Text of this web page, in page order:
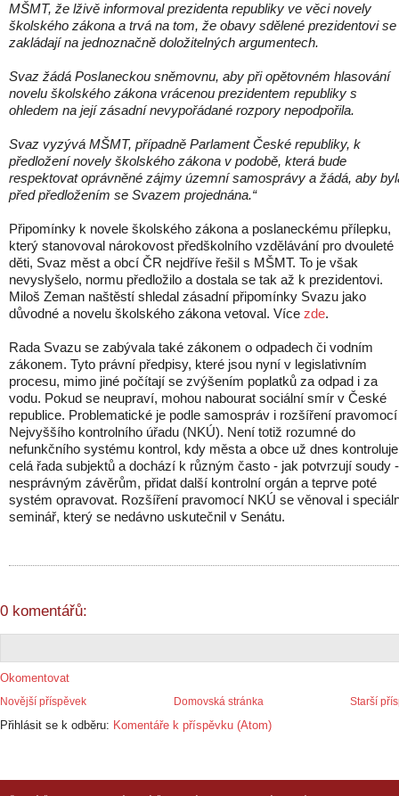
MŠMT, že lživě informoval prezidenta republiky ve věci novely
školského zákona a trvá na tom, že obavy sdělené prezidentovi se
zakládají na jednoznačně doložitelných argumentech.
Svaz žádá Poslaneckou sněmovnu, aby při opětovném hlasování
novelu školského zákona vrácenou prezidentem republiky s
ohledem na její zásadní nevypořádané rozpory nepodpořila.
Svaz vyzývá MŠMT, případně Parlament České republiky, k
předložení novely školského zákona v podobě, která bude
respektovat oprávněné zájmy územní samosprávy a žádá, aby
před předložením se Svazem projednána.“
Připomínky k novele školského zákona a poslaneckému přílepku,
který stanovoval nárokovost předškolního vzdělávání pro dvouleté
děti, Svaz měst a obcí ČR nejdříve řešil s MŠMT. To je však
nevyslyšelo, normu předložilo a dostala se tak až k prezidentovi.
Miloš Zeman naštěstí shledal zásadní připomínky Svazu jako
důvodné a novelu školského zákona vetoval. Více zde.
Rada Svazu se zabývala také zákonem o odpadech či vodním
zákonem. Tyto právní předpisy, které jsou nyní v legislativním
procesu, mimo jiné počítají se zvýšením poplatků za odpad i za
vodu. Pokud se neupraví, mohou nabourat sociální smír v České
republice. Problematické je podle samospráv i rozšíření pravomocí
Nejvyššího kontrolního úřadu (NKÚ). Není totiž rozumné do
nefunkčního systému kontrol, kdy města a obce už dnes kontroluje
celá řada subjektů a dochází k různým často - jak potvrzují soudy -
nesprávným závěrům, přidat další kontrolní orgán a teprve poté
systém opravovat. Rozšíření pravomocí NKÚ se věnoval i
seminář, který se nedávno uskutečnil v Senátu.
0 komentářů:
Okomentovat
Novější příspěvek Starší
Domovská stránka
Přihlásit se k odběru: Komentáře k příspěvku (Atom)